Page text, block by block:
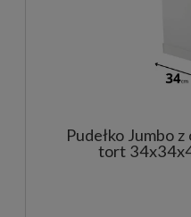
Pudełko Jumbo
tort